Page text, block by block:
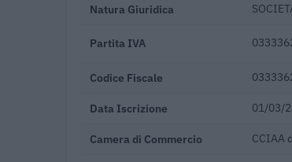
Natura Giuridica
Partita IVA
Codice Fiscale
Data Iscrizione 01/03/
Camera di Commercio CCIAA